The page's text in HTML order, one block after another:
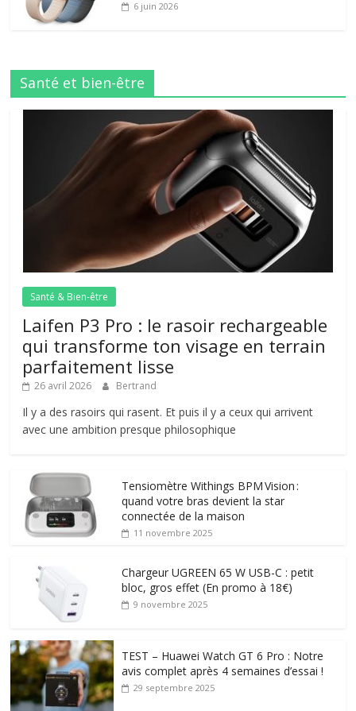
6 juin 2026
Santé et bien-être
Santé & Bien-être
Laifen P3 Pro : le rasoir rechargeable
qui transforme ton visage en terrain
parfaitement lisse
26 avril 2026 Bertrand
Il y a des rasoirs qui rasent. Et puis il y a ceux qui arrivent
avec une ambition presque philosophique
Tensiomètre Withings BPM Vision :
quand votre bras devient la star
connectée de la maison
11 novembre 2025
Chargeur UGREEN 65 W USB-C : petit
bloc, gros effet (En promo à 18€)
9 novembre 2025
TEST – Huawei Watch GT 6 Pro : Notre
avis complet après 4 semaines d’essai !
29 septembre 2025